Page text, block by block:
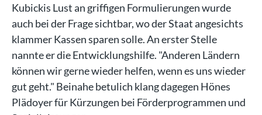
Kubickis Lust an griffigen Formulierungen wurde
auch bei der Frage sichtbar, wo der Staat angesichts
klammer Kassen sparen solle. An erster Stelle
nannte er die Entwicklungshilfe. "Anderen Ländern
können wir gerne wieder helfen, wenn es uns wieder
gut geht." Beinahe betulich klang dagegen Hönes
Plädoyer für Kürzungen bei Förderprogrammen und